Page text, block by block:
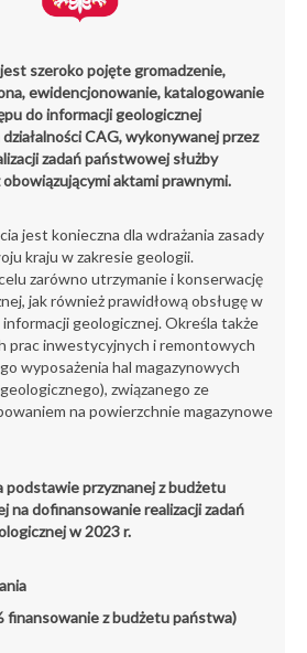
szeroko pojęte gromadzenie,
ewidencjonowanie, katalogowanie
do informacji geologicznej
CAG, wykonywanej przez
zadań państwowej służby
aktami prawnymi.
jest konieczna dla wdrażania zasady
kraju w zakresie geologii.
zarówno utrzymanie i konserwację
jak również prawidłową obsługę w
geologicznej. Określa także
prac inwestycyjnych i remontowych
wyposażenia hal magazynowych
związanego ze
na powierzchnie magazynowe
podstawie przyznanej z budżetu
na dofinansowanie realizacji zadań
w 2023 r.
finansowanie z budżetu państwa)